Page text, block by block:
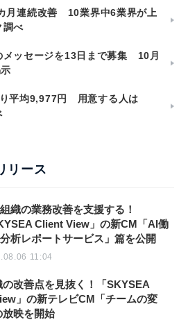
月連続改善 10業界中6業界が上
調べ
メッセージを13日まで募集 10月
平均9,977円 用意する人は
リース
織の業務改善を支援する！
Client View」の新CM「AI働
析レポートサービス」篇を公開
11:04
改善点を見抜く！「SKYSEA
」の新テレビCM「チームの変
放映を開始